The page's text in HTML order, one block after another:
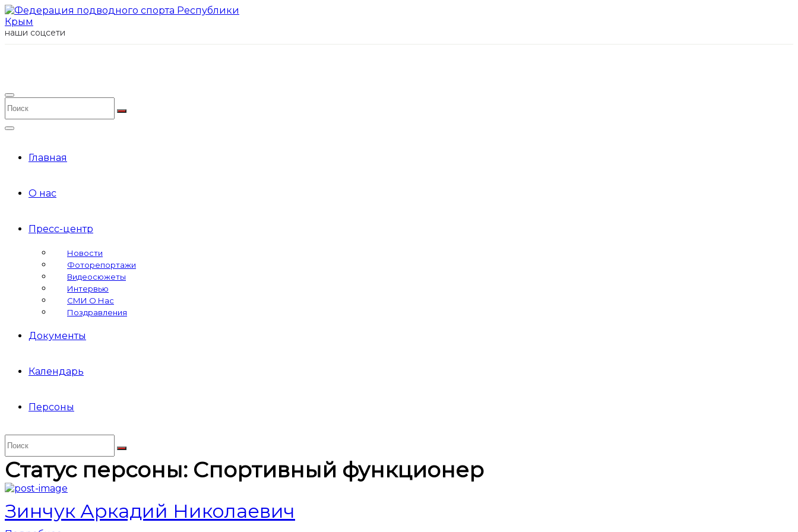
наши соцсети
Главная
О нас
Пресс-центр
Новости
Фоторепортажи
Видеосюжеты
Интервью
СМИ О Нас
Поздравления
Документы
Календарь
Персоны
Статус персоны: Спортивный функционер
Зинчук Аркадий Николаевич